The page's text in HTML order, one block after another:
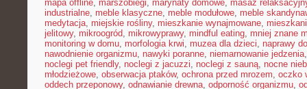
mapa offline, marszobiegi, marynaty domowe, masaż
industrialne, meble klasyczne, meble modułowe, meble
medytacja, miejskie rośliny, mieszkanie wynajmowane,
jelitowy, mikroogród, mikrowyprawy, mindful eating, mniej znane
monitoring w domu, morfologia krwi, muzea dla dzieci, naprawy
nawodnienie organizmu, nawyki poranne, niemarnowanie jedzenia
noclegi pet friendly, noclegi z jacuzzi, noclegi z sauną, nocne
młodzieżowe, obserwacja ptaków, ochrona przed mrozem, oczko
oddech przeponowy, odnawianie drewna, odporność organizmu,